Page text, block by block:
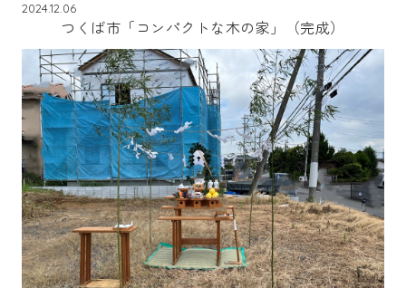
2024.12.06
つくば市「コンパクトな木の家」（完成）